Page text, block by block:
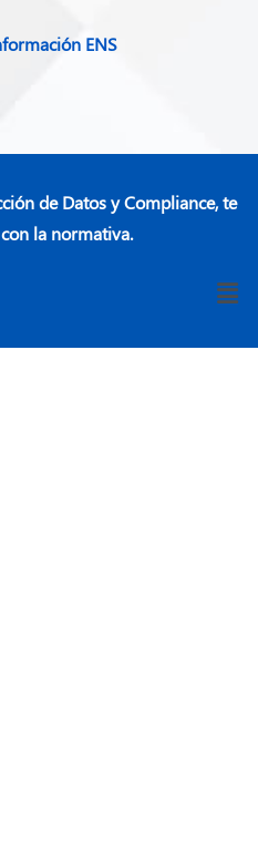
ENS
de Datos y Compliance, te
la normativa.